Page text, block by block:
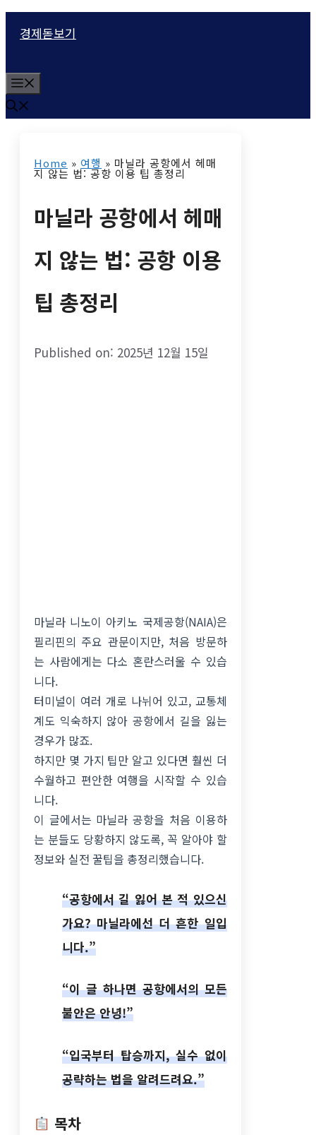
츠
로
건
경제돋보기
e
n
Home » 여행 » 마닐라 공항에서 헤매
지 않는 법: 공항 이용 팁 총정리
마닐라 공항에서 헤매
지 않는 법: 공항 이용
팁 총정리
Published on: 2025년 12월 15일
마닐라 니노이 아키노 국제공항(NAIA)은
필리핀의 주요 관문이지만, 처음 방문하
는 사람에게는 다소 혼란스러울 수 있습
니다.
터미널이 여러 개로 나뉘어 있고, 교통체
계도 익숙하지 않아 공항에서 길을 잃는
경우가 많죠.
하지만 몇 가지 팁만 알고 있다면 훨씬 더
수월하고 편안한 여행을 시작할 수 있습
니다.
이 글에서는 마닐라 공항을 처음 이용하
는 분들도 당황하지 않도록, 꼭 알아야 할
정보와 실전 꿀팁을 총정리했습니다.
“공항에서 길 잃어 본 적 있으신
가요? 마닐라에선 더 흔한 일입
니다.”
“이 글 하나면 공항에서의 모든
불안은 안녕!”
“입국부터 탑승까지, 실수 없이
공략하는 법을 알려드려요.”
목차